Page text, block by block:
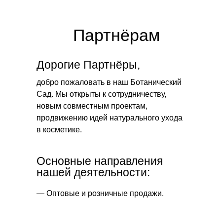
Партнёрам
добро пожаловать в наш Ботанический
Сад. Мы открыты к сотрудничеству,
новым совместным проектам,
продвижению идей натурального ухода
в косметике.
Дорогие Партнёры,
— Оптовые и розничные продажи.
Основные направления
нашей деятельности: